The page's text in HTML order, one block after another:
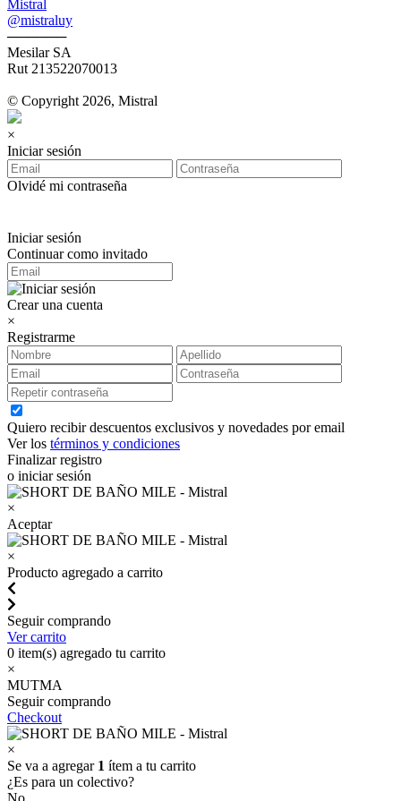
Mistral
@mistraluy
──────
Mesilar SA
Rut 213522070013
© Copyright 2026, Mistral
×
Iniciar sesión
Olvidé mi contraseña
Iniciar sesión
Continuar como invitado
Crear una cuenta
×
Registrarme
Quiero recibir descuentos exclusivos y novedades por email
Ver los términos y condiciones
Finalizar registro
o iniciar sesión
×
Aceptar
×
Producto agregado a carrito
Seguir comprando
Ver carrito
0 item(s) agregado tu carrito
×
MUTMA
Seguir comprando
Checkout
×
Se va a agregar 1 ítem a tu carrito
¿Es para un colectivo?